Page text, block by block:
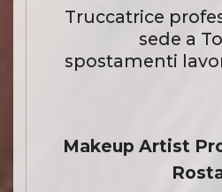
Truccatrice
sede a
spostamenti
Makeup Artist